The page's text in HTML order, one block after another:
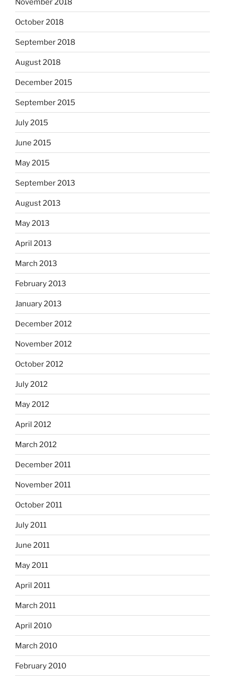
November 2018
October 2018
September 2018
August 2018
December 2015
September 2015
July 2015
June 2015
May 2015
September 2013
August 2013
May 2013
April 2013
March 2013
February 2013
January 2013
December 2012
November 2012
October 2012
July 2012
May 2012
April 2012
March 2012
December 2011
November 2011
October 2011
July 2011
June 2011
May 2011
April 2011
March 2011
April 2010
March 2010
February 2010